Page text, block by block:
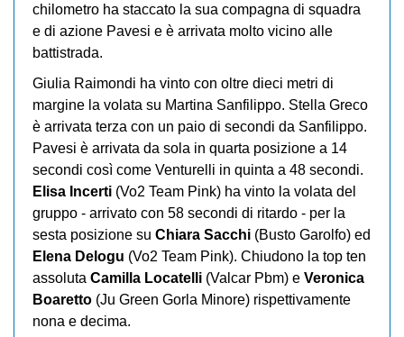
chilometro ha staccato la sua compagna di squadra
e di azione Pavesi e è arrivata molto vicino alle
battistrada.
Giulia Raimondi ha vinto con oltre dieci metri di
margine la volata su Martina Sanfilippo. Stella Greco
è arrivata terza con un paio di secondi da Sanfilippo.
Pavesi è arrivata da sola in quarta posizione a 14
secondi così come Venturelli in quinta a 48 secondi.
Elisa Incerti (Vo2 Team Pink) ha vinto la volata del
gruppo - arrivato con 58 secondi di ritardo - per la
sesta posizione su Chiara Sacchi (Busto Garolfo) ed
Elena Delogu (Vo2 Team Pink). Chiudono la top ten
assoluta Camilla Locatelli (Valcar Pbm) e Veronica
Boaretto (Ju Green Gorla Minore) rispettivamente
nona e decima.